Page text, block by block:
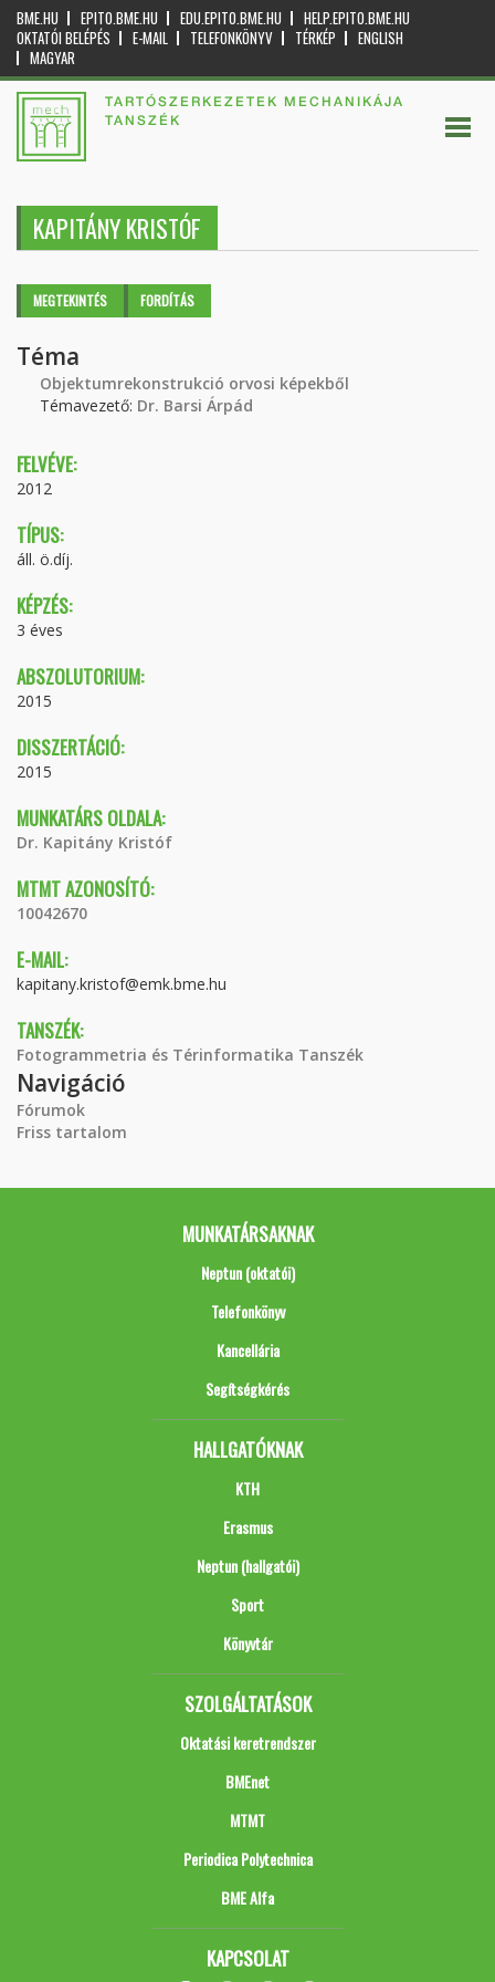
BME.HU EPITO.BME.HU EDU.EPITO.BME.HU
HELP.EPITO.BME.HU
OKTATÓI BELÉPÉS
E-MAIL TELEFONKÖNYV TÉRKÉP
ENGLISH
MAGYAR
TARTÓSZERKEZETEK MECHANIKÁJA
TANSZÉK
KAPITÁNY KRISTÓF
Elsődleges fülek
MEGTEKINTÉS (AKTÍVFORDÍTÁS
Téma
Objektumrekonstrukció orvosi képekből
Témavezető: Dr. Barsi Árpád
FELVÉVE:
2012
TÍPUS:
áll. ö.díj.
KÉPZÉS:
3 éves
ABSZOLUTORIUM:
2015
DISSZERTÁCIÓ:
2015
MUNKATÁRS OLDALA:
Dr. Kapitány Kristóf
MTMT AZONOSÍTÓ:
10042670
E-MAIL:
kapitany.kristof@emk.bme.hu
TANSZÉK:
Fotogrammetria és Térinformatika Tanszék
Navigáció
Fórumok
Friss tartalom
MUNKATÁRSAKNAK
Neptun (oktatói)
Telefonkönyv
Kancellária
Segítségkérés
HALLGATÓKNAK
KTH
Erasmus
Neptun (hallgatói)
Sport
Könyvtár
SZOLGÁLTATÁSOK
Oktatási keretrendszer
BMEnet
MTMT
Periodica Polytechnica
BME Alfa
KAPCSOLAT